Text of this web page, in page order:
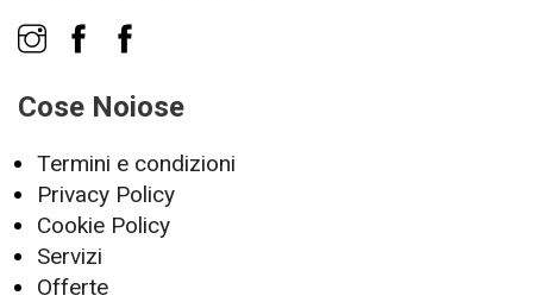
Cose Noiose
Termini e condizioni
Privacy Policy
Cookie Policy
Servizi
Offerte